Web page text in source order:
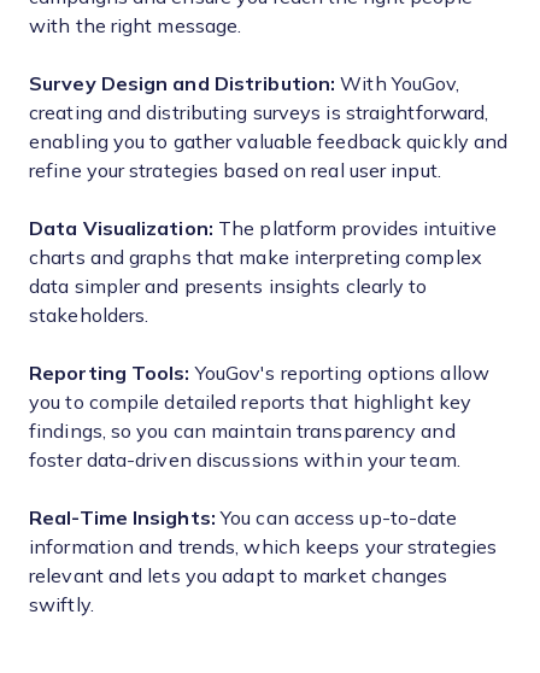
with the right message.
Survey Design and Distribution:With YouGov,
creating and distributing surveys is straightforward,
enabling you to gather valuable feedback quickly and
refine your strategies based on real user input.
Data Visualization: The platform provides intuitive
charts and graphs that make interpreting complex
data simpler and presents insights clearly to
stakeholders.
Reporting Tools: YouGov's reporting options allow
you to compile detailed reports that highlight key
findings, so you can maintain transparency and
foster data-driven discussions within your team.
Real-Time Insights:You can access up-to-date
information and trends, which keeps your strategies
relevant and lets you adapt to market changes
swiftly.